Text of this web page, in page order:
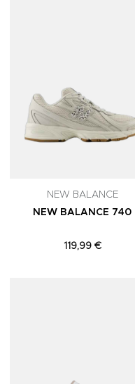
NEW BALANCE
NEW BALANCE 740
119,99 €